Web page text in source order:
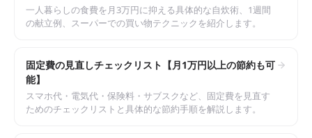
一人暮らしの食費を月3万円に抑える具体的な自炊術、1週間
の献立例、スーパーでの買い物テクニックを紹介します。
固定費の見直しチェックリスト【月1万円以上の節約も可
能】
スマホ代・電気代・保険料・サブスクなど、固定費を見直す
ためのチェックリストと具体的な節約手順を解説します。